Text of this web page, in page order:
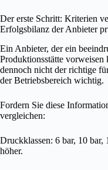
Der erste Schritt: Kriterien
Erfolgsbilanz der Anbieter
Ein Anbieter, der ein
Produktionsstätte
dennoch nicht der richtige
der Betriebsbereich wichtig.
Fordern Sie diese
vergleichen:
Druckklassen: 6 bar, 10 bar,
höher.